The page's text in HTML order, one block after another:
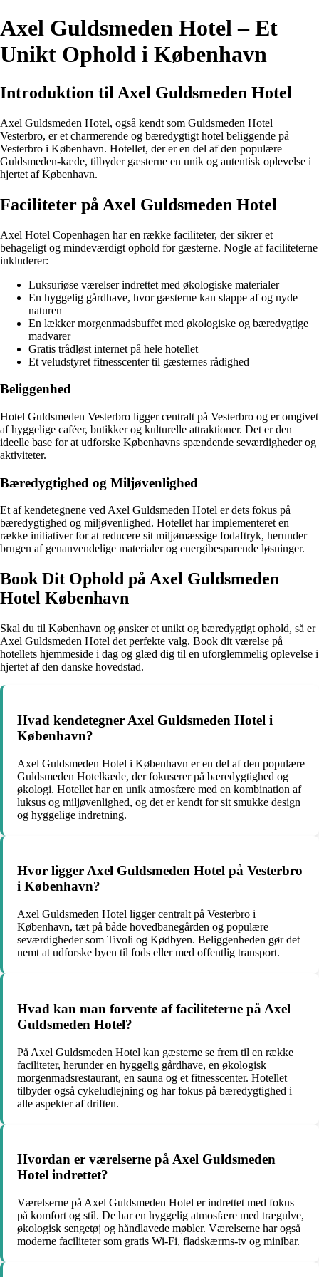
Axel Guldsmeden Hotel – Et
Unikt Ophold i København
Introduktion til Axel Guldsmeden Hotel
Axel Guldsmeden Hotel, også kendt som Guldsmeden Hotel
Vesterbro, er et charmerende og bæredygtigt hotel beliggende på
Vesterbro i København. Hotellet, der er en del af den populære
Guldsmeden-kæde, tilbyder gæsterne en unik og autentisk oplevelse i
hjertet af København.
Faciliteter på Axel Guldsmeden Hotel
Axel Hotel Copenhagen har en række faciliteter, der sikrer et
behageligt og mindeværdigt ophold for gæsterne. Nogle af faciliteterne
inkluderer:
Luksuriøse værelser indrettet med økologiske materialer
En hyggelig gårdhave, hvor gæsterne kan slappe af og nyde
naturen
En lækker morgenmadsbuffet med økologiske og bæredygtige
madvarer
Gratis trådløst internet på hele hotellet
Et veludstyret fitnesscenter til gæsternes rådighed
Beliggenhed
Hotel Guldsmeden Vesterbro ligger centralt på Vesterbro og er omgivet
af hyggelige caféer, butikker og kulturelle attraktioner. Det er den
ideelle base for at udforske Københavns spændende seværdigheder og
aktiviteter.
Bæredygtighed og Miljøvenlighed
Et af kendetegnene ved Axel Guldsmeden Hotel er dets fokus på
bæredygtighed og miljøvenlighed. Hotellet har implementeret en
række initiativer for at reducere sit miljømæssige fodaftryk, herunder
brugen af genanvendelige materialer og energibesparende løsninger.
Book Dit Ophold på Axel Guldsmeden
Hotel København
Skal du til København og ønsker et unikt og bæredygtigt ophold, så er
Axel Guldsmeden Hotel det perfekte valg. Book dit værelse på
hotellets hjemmeside i dag og glæd dig til en uforglemmelig oplevelse i
hjertet af den danske hovedstad.
Hvad kendetegner Axel Guldsmeden Hotel i
København?
Axel Guldsmeden Hotel i København er en del af den populære
Guldsmeden Hotelkæde, der fokuserer på bæredygtighed og
økologi. Hotellet har en unik atmosfære med en kombination af
luksus og miljøvenlighed, og det er kendt for sit smukke design
og hyggelige indretning.
Hvor ligger Axel Guldsmeden Hotel på Vesterbro
i København?
Axel Guldsmeden Hotel ligger centralt på Vesterbro i
København, tæt på både hovedbanegården og populære
seværdigheder som Tivoli og Kødbyen. Beliggenheden gør det
nemt at udforske byen til fods eller med offentlig transport.
Hvad kan man forvente af faciliteterne på Axel
Guldsmeden Hotel?
På Axel Guldsmeden Hotel kan gæsterne se frem til en række
faciliteter, herunder en hyggelig gårdhave, en økologisk
morgenmadsrestaurant, en sauna og et fitnesscenter. Hotellet
tilbyder også cykeludlejning og har fokus på bæredygtighed i
alle aspekter af driften.
Hvordan er værelserne på Axel Guldsmeden
Hotel indrettet?
Værelserne på Axel Guldsmeden Hotel er indrettet med fokus
på komfort og stil. De har en hyggelig atmosfære med trægulve,
økologisk sengetøj og håndlavede møbler. Værelserne har også
moderne faciliteter som gratis Wi-Fi, fladskærms-tv og minibar.